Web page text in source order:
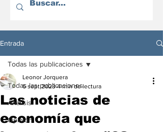
Entrada
Todas las publicaciones
Análisis
Opinión
Todas las publicaciones
Las noticias de
economía que
Leonor Jorquera
6 sept 2023 4 min de lectura